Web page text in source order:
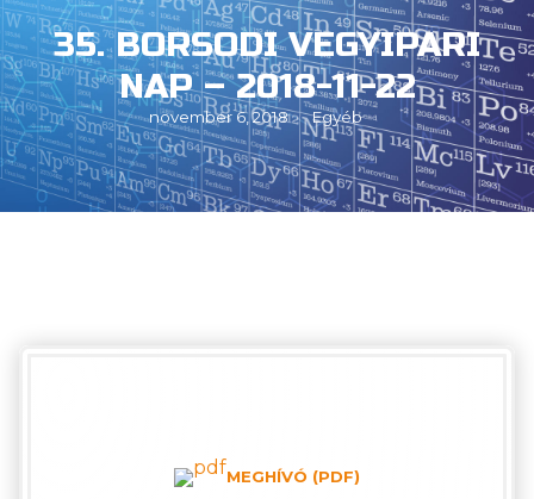
35. BORSODI VEGYIPARI
NAP – 2018-11-22
november 6, 2018 Egyéb
MEGHÍVÓ (PDF)